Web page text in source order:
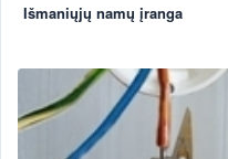
Išmaniųjų namų įranga